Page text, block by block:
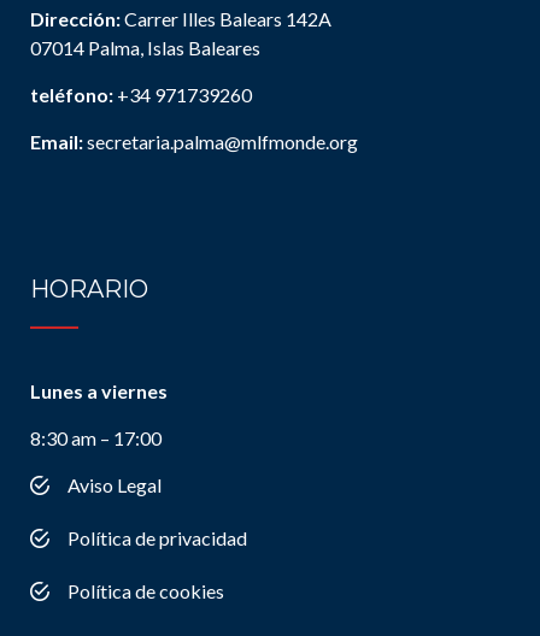
Dirección:Carrer Illes Balears 142A
07014 Palma, Islas Baleares
teléfono: +34 971739260
Email:secretaria.palma@mlfmonde.org
HORARIO
Lunes a viernes
8:30 am – 17:00
Aviso Legal
Política de privacidad
Política de cookies